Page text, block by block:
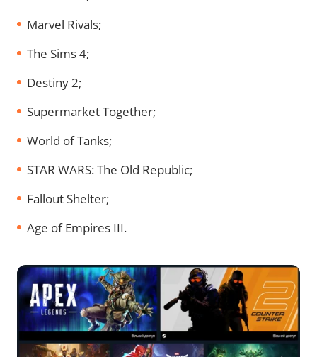
Marvel Rivals;
The Sims 4;
Destiny 2;
Supermarket Together;
World of Tanks;
STAR WARS: The Old Republic;
Fallout Shelter;
Age of Empires III.